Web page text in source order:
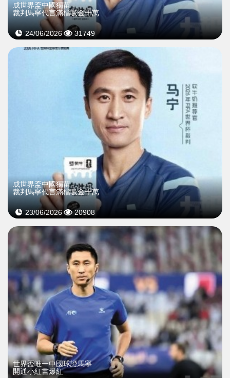
成世界盃中國獨苗
裁判馬寧代言滿檔吸金千萬
24/06/2026 31749
成世界盃中國獨苗
裁判馬寧代言滿檔吸金千萬
23/06/2026 20908
世界盃唯一中國球證馬寧
開通小紅書爆紅